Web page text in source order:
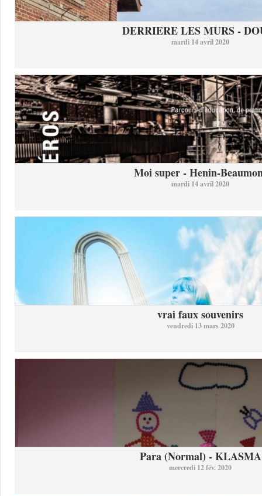
DERRIERE LES MURS -
mardi 14 avril 2020
Moi super - Henin-
mardi 14 avril 2020
vrai faux souvenirs
vendredi 13 mars 2020
Para (Normal) - KLASMA
mercredi 12 fév. 2020